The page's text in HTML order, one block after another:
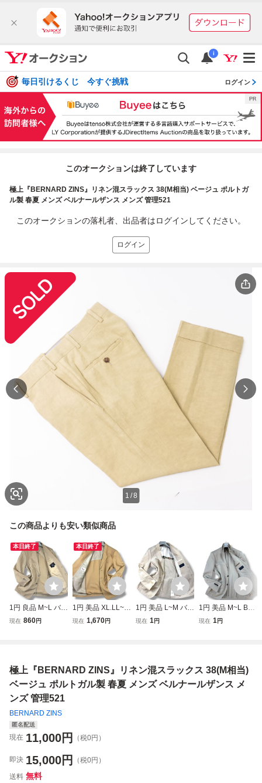
i
毎日引けるくじ 今すぐ挑戦 ログイン
このオークションは終了しています
極上『BERNARD ZINS』リネン混スラックス 38(M相当) ベージュ ポルトガ
ル製 春夏 メンズ ベルナールザンス メンズ 管理521
このオークションの落札者、出品者はログインしてください。
ログイン
1 /8
この商品よりも安い類似商品
本日終了
1円 良品 M~L バー
バリー BURBERR
メンズ ベージュ L
春夏
現在 860円
本日終了
1円 美品 XL.LL~X
XL.2XL パパス PA
ベージュ 50 春夏
現在 1,670円
1円 美品 L~M バー
バリー BURBERR
麻 メンズ ベージ
ュ M 日本製 春夏
現在 1円
1円 美品 M~L BU
RBERRY LONDO
ュ メンズ 40 日本
製 春夏
現在 1円
極上『BERNARD ZINS』リネン混スラックス 38(M相当)
ベージュ ポルトガル製 春夏 メンズ ベルナールザンス メ
ンズ 管理521
BERNARD ZINS
匿名配送
現在 11,000円 （税0円）
即決 15,000円
（税0円）
送料 無料